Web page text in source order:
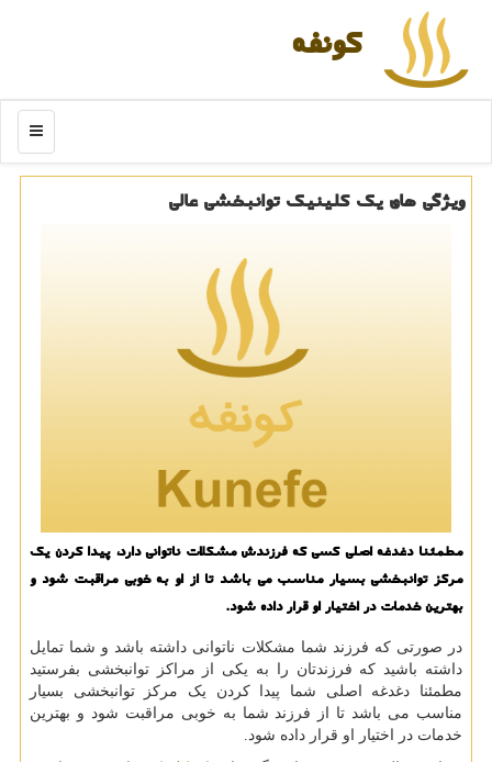
كونفه
منو
ویژگی های یك كلینیك توانبخشی عالی
مطمئنا دغدغه اصلی كسی كه فرزندش مشكلات ناتوانی دارد، پیدا كردن یك
مركز توانبخشی بسیار مناسب می باشد تا از او به خوبی مراقبت شود و
بهترین خدمات در اختیار او قرار داده شود.
در صورتی که فرزند شما مشکلات ناتوانی داشته باشد و شما تمایل
داشته باشید که فرزندتان را به یکی از مراکز توانبخشی بفرستید
مطمئنا دغدغه اصلی شما پیدا کردن یک مرکز توانبخشی بسیار
مناسب می باشد تا از فرزند شما به خوبی مراقبت شود و بهترین
خدمات در اختیار او قرار داده شود.